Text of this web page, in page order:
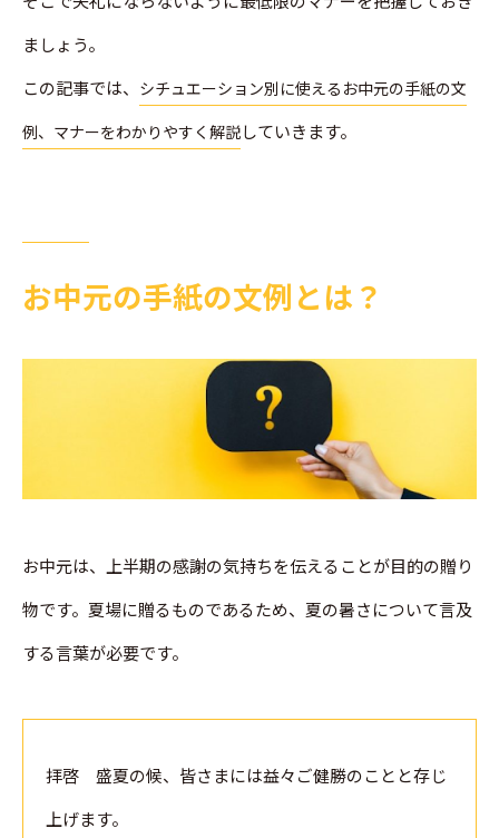
ましょう。
この記事では、 シチュエーション別に使えるお中元の手紙の文
例、マナーをわかりやすく解説していきます。
お中元の手紙の文例とは？
お中元は、上半期の感謝の気持ちを伝えることが目的の贈り
物です。夏場に贈るものであるため、夏の暑さについて言及
する言葉が必要です。
拝啓 盛夏の候、皆さまには益々ご健勝のことと存じ
上げます。